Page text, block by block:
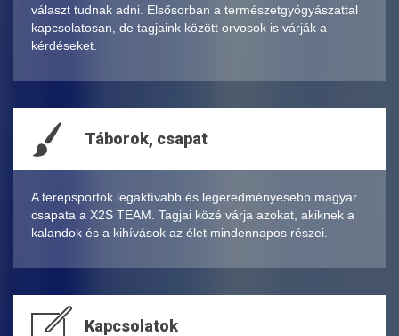
választ tudnak adni. Elsősorban a természetgyógyászattal
kapcsolatosan, de tagjaink között orvosok is várják a
kérdéseket.
Táborok, csapat
A terepsportok legaktívabb és legeredményesebb magyar
csapata a X2S TEAM. Tagjai közé várja azokat, akiknek a
kalandok és a kihívások az élet mindennapos részei.
Kapcsolatok